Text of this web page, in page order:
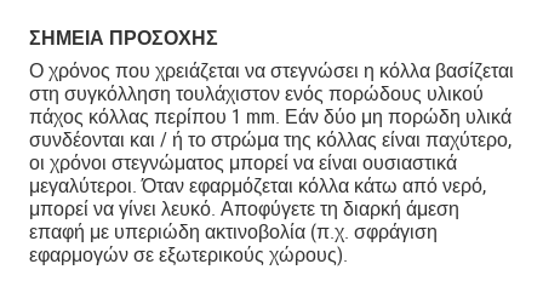
ΣΗΜΕΊΑ ΠΡΟΣΟΧΉΣ
Ο χρόνος που χρειάζεται να στεγνώσει η κόλλα βασίζεται
στη συγκόλληση τουλάχιστον ενός πορώδους υλικού
πάχος κόλλας περίπου 1 mm. Εάν δύο μη πορώδη υλικά
συνδέονται και / ή το στρώμα της κόλλας είναι παχύτερο,
οι χρόνοι στεγνώματος μπορεί να είναι ουσιαστικά
μεγαλύτεροι. Όταν εφαρμόζεται κόλλα κάτω από νερό,
μπορεί να γίνει λευκό. Αποφύγετε τη διαρκή άμεση
επαφή με υπεριώδη ακτινοβολία (π.χ. σφράγιση
εφαρμογών σε εξωτερικούς χώρους).